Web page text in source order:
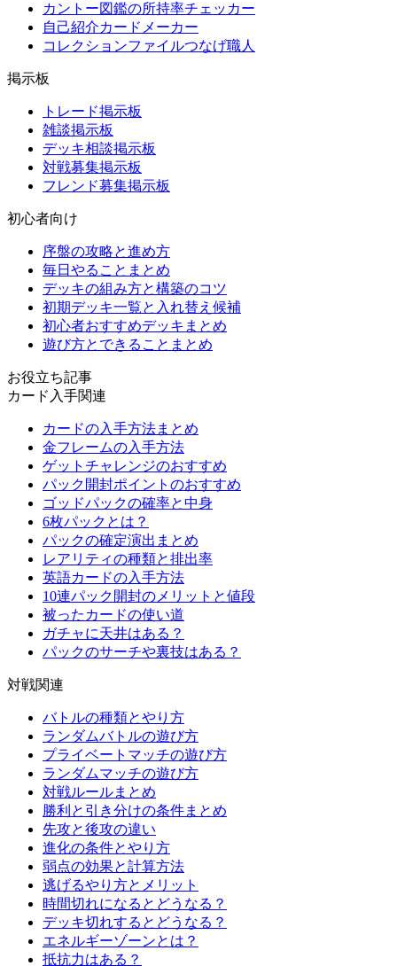
カントー図鑑の所持率チェッカー
自己紹介カードメーカー
コレクションファイルつなげ職人
掲示板
トレード掲示板
雑談掲示板
デッキ相談掲示板
対戦募集掲示板
フレンド募集掲示板
初心者向け
序盤の攻略と進め方
毎日やることまとめ
デッキの組み方と構築のコツ
初期デッキ一覧と入れ替え候補
初心者おすすめデッキまとめ
遊び方とできることまとめ
お役立ち記事
カード入手関連
カードの入手方法まとめ
金フレームの入手方法
ゲットチャレンジのおすすめ
パック開封ポイントのおすすめ
ゴッドパックの確率と中身
6枚パックとは？
パックの確定演出まとめ
レアリティの種類と排出率
英語カードの入手方法
10連パック開封のメリットと値段
被ったカードの使い道
ガチャに天井はある？
パックのサーチや裏技はある？
対戦関連
バトルの種類とやり方
ランダムバトルの遊び方
プライベートマッチの遊び方
ランダムマッチの遊び方
対戦ルールまとめ
勝利と引き分けの条件まとめ
先攻と後攻の違い
進化の条件とやり方
弱点の効果と計算方法
逃げるやり方とメリット
時間切れになるとどうなる？
デッキ切れするとどうなる？
エネルギーゾーンとは？
抵抗力はある？